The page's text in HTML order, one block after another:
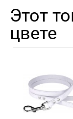
Этот
цвете